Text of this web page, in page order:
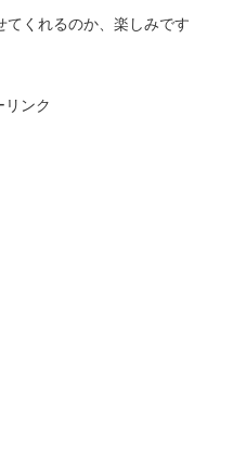
てくれるのか、楽しみです
リンク